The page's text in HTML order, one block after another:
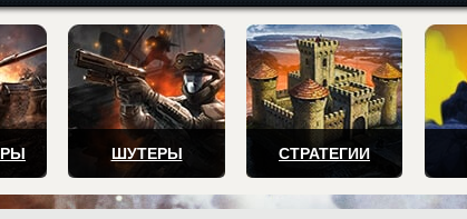
ШУТЕРЫ СТРАТЕГИИ